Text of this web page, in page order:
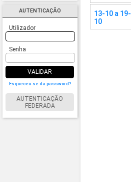
AUTENTICAÇÃO
Utilizador
Senha
VALIDAR
Esqueceu-se da password?
AUTENTICAÇÃO
FEDERADA
13-10 a 19-
10